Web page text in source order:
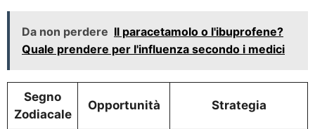
Da non perdere Il paracetamolo o l'ibuprofene?
Quale prendere per l'influenza secondo i medici
Segno
Zodiacale
Opportunità Strategia